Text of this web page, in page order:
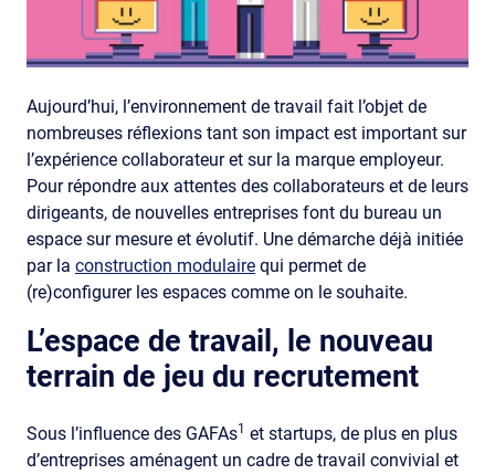
Aujourd’hui, l’environnement de travail fait l’objet de
nombreuses réflexions tant son impact est important sur
l’expérience collaborateur et sur la marque employeur.
Pour répondre aux attentes des collaborateurs et de leurs
dirigeants, de nouvelles entreprises font du bureau un
espace sur mesure et évolutif. Une démarche déjà initiée
par la construction modulaire qui permet de
(re)configurer les espaces comme on le souhaite.
L’espace de travail, le nouveau
terrain de jeu du recrutement
Sous l’influence des GAFAs1 et startups, de plus en plus
d’entreprises aménagent un cadre de travail convivial et